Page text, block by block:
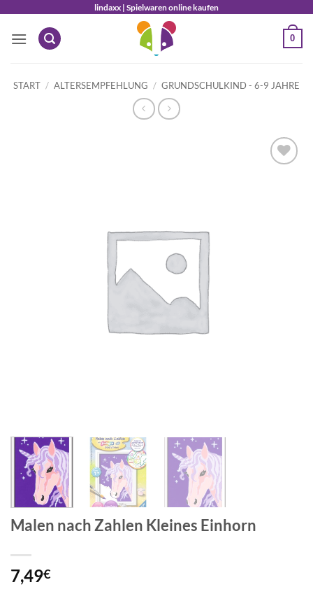
springen
lindaxx | Spielwaren online kaufen
0
START / ALTERSEMPFEHLUNG / GRUNDSCHULKIND - 6-9 JAHRE
Malen nach Zahlen Kleines Einhorn
7,49€